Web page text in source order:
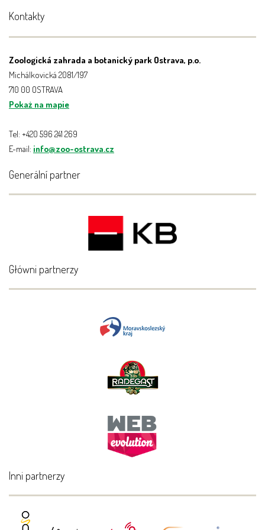
Kontakty
Zoologická zahrada a botanický park Ostrava, p.o.
Michálkovická 2081/197
710 00 OSTRAVA
Pokaż na mapie
Tel: +420 596 241 269
E-mail: info@zoo-ostrava.cz
Generální partner
Główni partnerzy
Inni partnerzy